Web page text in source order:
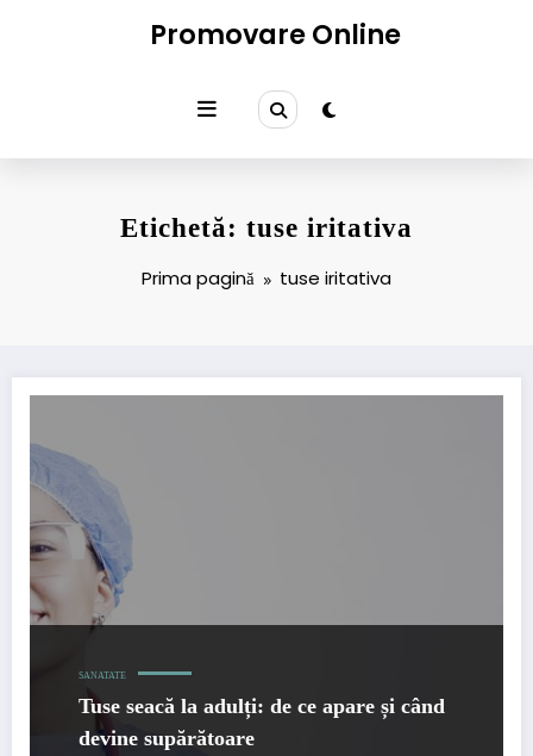
Promovare Online
Etichetă: tuse iritativa
Prima pagină tuse iritativa
SANATATE
Tuse seacă la adulți: de ce apare și când
devine supărătoare